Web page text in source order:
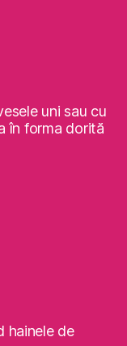
uni sau cu
în forma dorită
hainele de